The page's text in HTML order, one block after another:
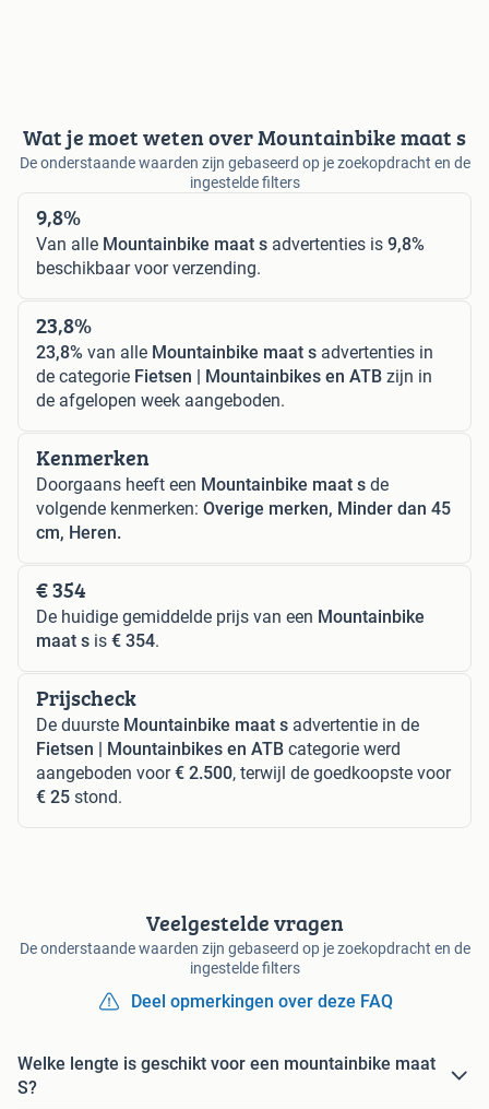
Wat je moet weten over Mountainbike maat s
De onderstaande waarden zijn gebaseerd op je zoekopdracht en de
ingestelde filters
9,8%
Van alle Mountainbike maat s advertenties is 9,8%
beschikbaar voor verzending.
23,8%
23,8% van alle Mountainbike maat s advertenties in
de categorie Fietsen | Mountainbikes en ATB zijn in
de afgelopen week aangeboden.
Kenmerken
Doorgaans heeft een Mountainbike maat s de
volgende kenmerken: Overige merken, Minder dan 45
cm, Heren.
€ 354
De huidige gemiddelde prijs van een Mountainbike
maat s is € 354.
Prijscheck
De duurste Mountainbike maat s advertentie in de
Fietsen | Mountainbikes en ATB categorie werd
aangeboden voor€ 2.500, terwijl de goedkoopste voor
€ 25 stond.
Veelgestelde vragen
De onderstaande waarden zijn gebaseerd op je zoekopdracht en de
ingestelde filters
Deel opmerkingen over deze FAQ
Welke lengte is geschikt voor een mountainbike maat
S?